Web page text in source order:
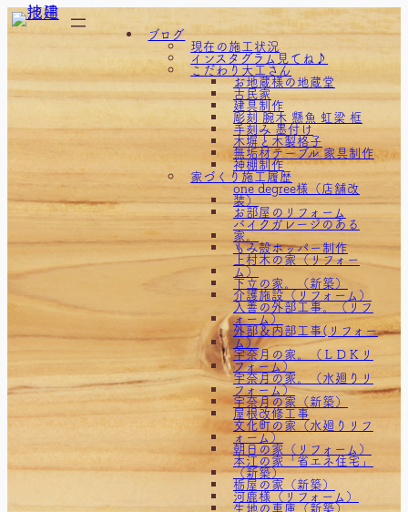
内
を
ス
ッ
プ
ブログ
現在の施工状況
インスタグラム見てね♪
こだわり大工さん
お地蔵様の地蔵堂
古民家
建具制作
彫刻 腕木 懸魚 虹梁 框
手刻み 墨付け
木塀と木製格子
無垢材テーブル 家具制作
神棚制作
家づくり施工履歴
one degree様（店舗改
装）
お部屋のリフォーム
バイクガレージのある
家。
もみ殻ホッパー制作
上村木の家（リフォー
ム）
下立の家。（新築）
介護施設（リフォーム）
入善の外部工事。（リフ
ォーム）
外部＆内部工事(リフォー
ム）
宇奈月の家。（ＬＤＫリ
フォーム）
宇奈月の家。（水廻りリ
フォーム）
宇奈月の家（新築）
屋根改修工事
文化町の家（水廻りリフ
ォーム）
朝日の家（リフォーム）
本江の家「省エネ住宅」
（新築）
栃屋の家（新築）
河鹿様（リフォーム）
生地の車庫（新築）